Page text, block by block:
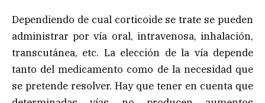
Dependiendo de cual corticoide se trate se pueden
administrar por vía oral, intravenosa, inhalación,
transcutánea, etc. La elección de la vía depende
tanto del medicamento como de la necesidad que
se pretende resolver. Hay que tener en cuenta que